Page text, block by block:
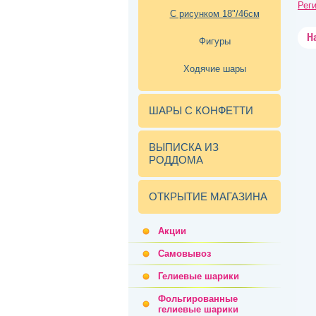
С рисунком 18"/46см
Фигуры
Ходячие шары
ШАРЫ С КОНФЕТТИ
ВЫПИСКА ИЗ
РОДДОМА
ОТКРЫТИЕ МАГАЗИНА
Акции
Самовывоз
Гелиевые шарики
Фольгированные
гелиевые шарики